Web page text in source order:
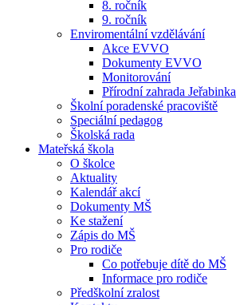
8. ročník
9. ročník
Enviromentální vzdělávání
Akce EVVO
Dokumenty EVVO
Monitorování
Přírodní zahrada Jeřabinka
Školní poradenské pracoviště
Speciální pedagog
Školská rada
Mateřská škola
O školce
Aktuality
Kalendář akcí
Dokumenty MŠ
Ke stažení
Zápis do MŠ
Pro rodiče
Co potřebuje dítě do MŠ
Informace pro rodiče
Předškolní zralost